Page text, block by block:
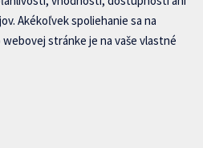
Akékoľvek spoliehanie sa na
stránke je na vaše vlastné